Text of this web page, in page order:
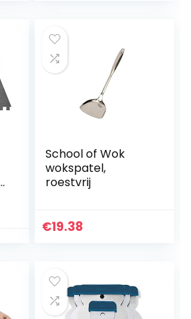
stuks
School of Wok
wokspatel,
roestvrij
€19.38